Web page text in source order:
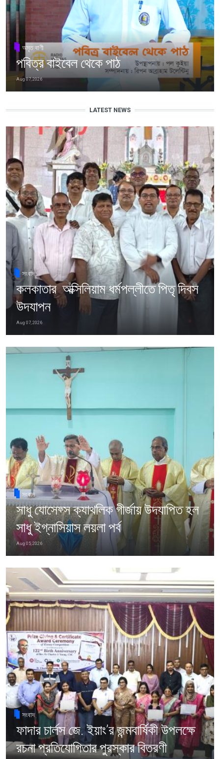
অমৃত বাণী
পবিত্র বাইবেল থেকে পাঠ
Aug 07, 2026
LATEST NEWS
সংবাদ
কলকাতার অক্সিলিয়াম ধর্মপল্লীতে পিতৃ দিবস
উদযাপন
Aug 07, 2026
সংবাদ
সাধু যোসেফ্স ক্যাথলিক গীর্জায় উদযাপিত হল
সাধু ইগ্নাসিয়াস লয়লা পর্ব
Aug 05, 2026
সংবাদ
ফাদার চার্লস জে. ইয়াং’র জন্মবার্ষিকী উপলক্ষে
রচনা প্রতিযোগিতার পুরস্কার বিতরণী